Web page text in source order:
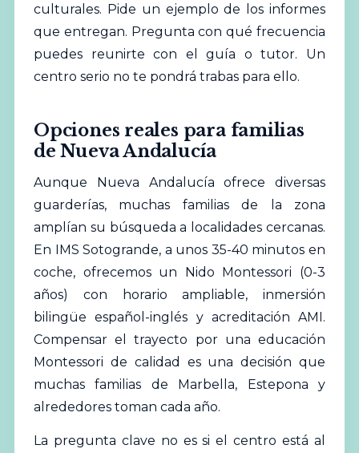
culturales. Pide un ejemplo de los informes
que entregan. Pregunta con qué frecuencia
puedes reunirte con el guía o tutor. Un
centro serio no te pondrá trabas para ello.
Opciones reales para familias
de Nueva Andalucía
Aunque Nueva Andalucía ofrece diversas
guarderías, muchas familias de la zona
amplían su búsqueda a localidades cercanas.
En IMS Sotogrande, a unos 35-40 minutos en
coche, ofrecemos un Nido Montessori (0-3
años) con horario ampliable, inmersión
bilingüe español-inglés y acreditación AMI.
Compensar el trayecto por una educación
Montessori de calidad es una decisión que
muchas familias de Marbella, Estepona y
alrededores toman cada año.
La pregunta clave no es si el centro está al